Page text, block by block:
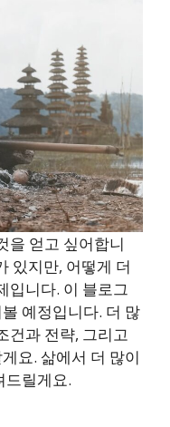
을 얻고 싶어합니
있지만, 어떻게 더
입니다. 이 블로그
예정입니다. 더 많
건과 전략, 그리고
요. 삶에서 더 많이
드릴게요.